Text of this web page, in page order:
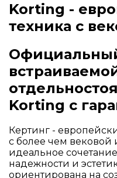
Korting -
техника с
Korting с
Кертинг -
с более чем
идеальное
надежности и
ориентирована на